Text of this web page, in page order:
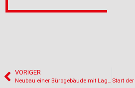
VORIGER
Neubau einer Bürogebäude mit Lagerhalle im Industriegebiet in Schüttorf